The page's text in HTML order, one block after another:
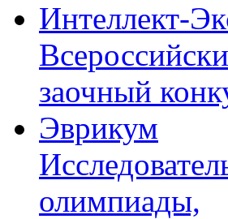
Интеллект-
заочный
Эврикум
олимпиады,